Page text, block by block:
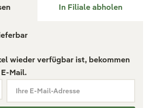
In Filiale abholen
wieder verfügbar ist, bekommen
Mail.
Ihre E-Mail-Adresse